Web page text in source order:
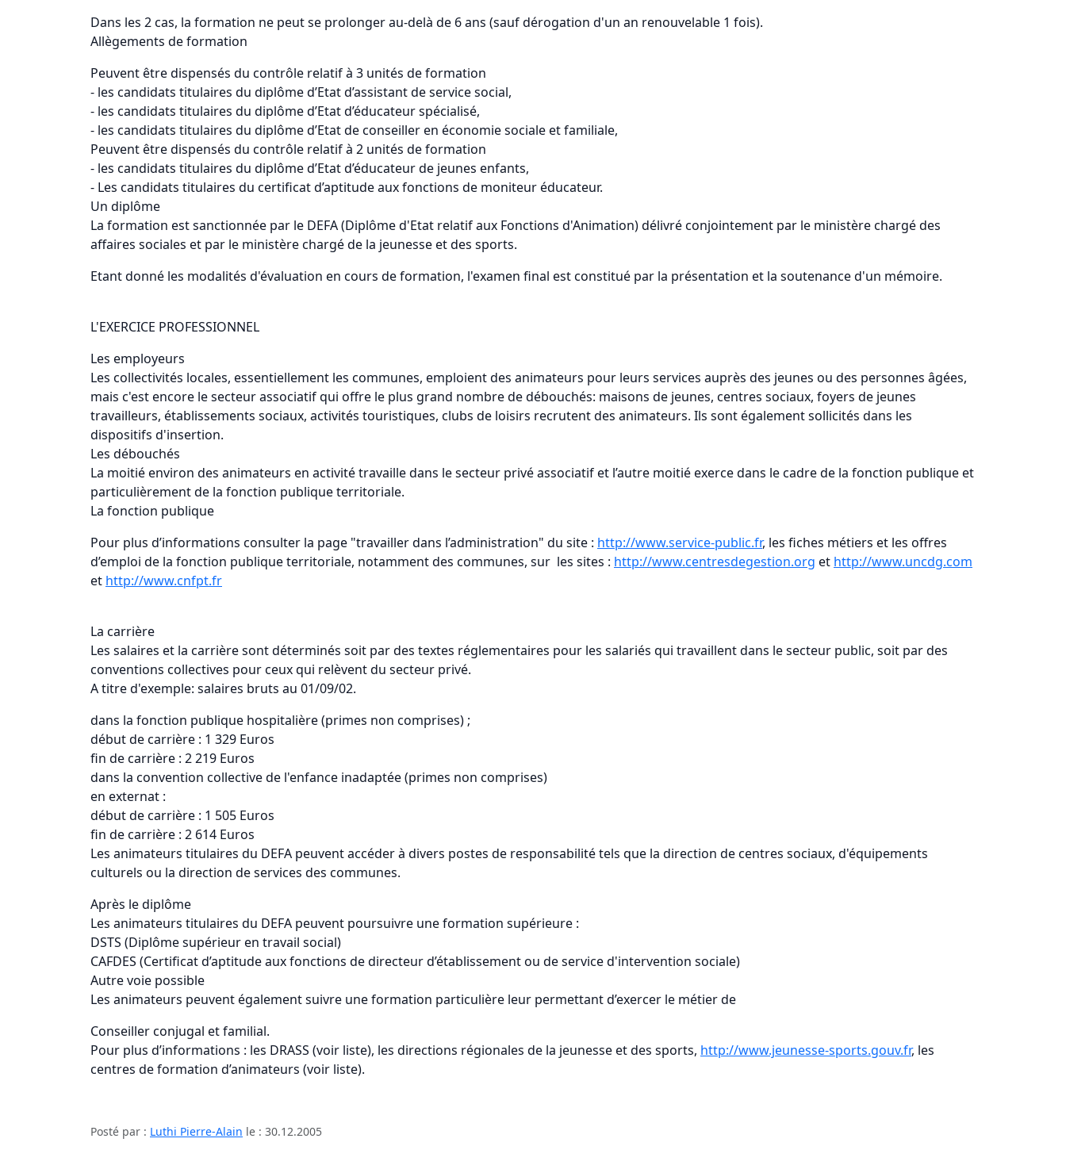
Dans les 2 cas, la formation ne peut se prolonger au-delà de 6 ans (sauf dérogation d'un an renouvelable 1 fois).
Allègements de formation
Peuvent être dispensés du contrôle relatif à 3 unités de formation
- les candidats titulaires du diplôme d’Etat d’assistant de service social,
- les candidats titulaires du diplôme d’Etat d’éducateur spécialisé,
- les candidats titulaires du diplôme d’Etat de conseiller en économie sociale et familiale,
Peuvent être dispensés du contrôle relatif à 2 unités de formation
- les candidats titulaires du diplôme d’Etat d’éducateur de jeunes enfants,
- Les candidats titulaires du certificat d’aptitude aux fonctions de moniteur éducateur.
Un diplôme
La formation est sanctionnée par le DEFA (Diplôme d'Etat relatif aux Fonctions d'Animation) délivré conjointement par le ministère chargé des
affaires sociales et par le ministère chargé de la jeunesse et des sports.
Etant donné les modalités d'évaluation en cours de formation, l'examen final est constitué par la présentation et la soutenance d'un mémoire.
L'EXERCICE PROFESSIONNEL
Les employeurs
Les collectivités locales, essentiellement les communes, emploient des animateurs pour leurs services auprès des jeunes ou des personnes âgées,
mais c'est encore le secteur associatif qui offre le plus grand nombre de débouchés: maisons de jeunes, centres sociaux, foyers de jeunes
travailleurs, établissements sociaux, activités touristiques, clubs de loisirs recrutent des animateurs. Ils sont également sollicités dans les
dispositifs d'insertion.
Les débouchés
La moitié environ des animateurs en activité travaille dans le secteur privé associatif et l’autre moitié exerce dans le cadre de la fonction publique et
particulièrement de la fonction publique territoriale.
La fonction publique
Pour plus d’informations consulter la page "travailler dans l’administration" du site : http://www.service-public.fr, les fiches métiers et les offres
d’emploi de la fonction publique territoriale, notamment des communes, sur les sites : http://www.centresdegestion.org et http://www.uncdg.com
et http://www.cnfpt.fr
La carrière
Les salaires et la carrière sont déterminés soit par des textes réglementaires pour les salariés qui travaillent dans le secteur public, soit par des
conventions collectives pour ceux qui relèvent du secteur privé.
A titre d'exemple: salaires bruts au 01/09/02.
dans la fonction publique hospitalière (primes non comprises) ;
début de carrière : 1 329 Euros
fin de carrière : 2 219 Euros
dans la convention collective de l'enfance inadaptée (primes non comprises)
en externat :
début de carrière : 1 505 Euros
fin de carrière : 2 614 Euros
Les animateurs titulaires du DEFA peuvent accéder à divers postes de responsabilité tels que la direction de centres sociaux, d'équipements
culturels ou la direction de services des communes.
Après le diplôme
Les animateurs titulaires du DEFA peuvent poursuivre une formation supérieure :
DSTS (Diplôme supérieur en travail social)
CAFDES (Certificat d’aptitude aux fonctions de directeur d’établissement ou de service d'intervention sociale)
Autre voie possible
Les animateurs peuvent également suivre une formation particulière leur permettant d’exercer le métier de
Conseiller conjugal et familial.
Pour plus d’informations : les DRASS (voir liste), les directions régionales de la jeunesse et des sports, http://www.jeunesse-sports.gouv.fr, les
centres de formation d’animateurs (voir liste).
Posté par : Luthi Pierre-Alain le : 30.12.2005